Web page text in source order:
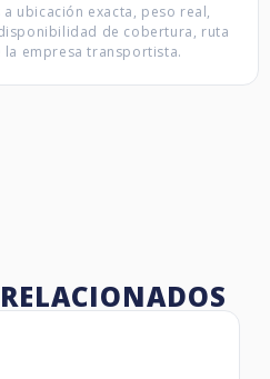
ubicación exacta, peso real,
de cobertura, ruta
empresa transportista.